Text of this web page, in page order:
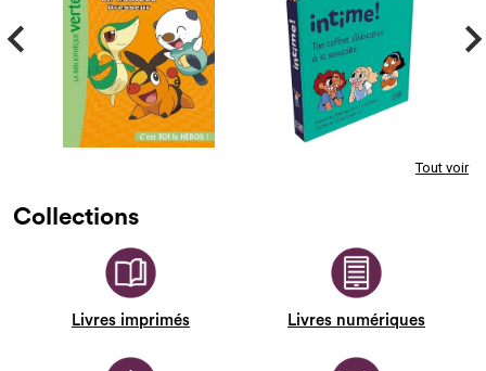
Tout voir
Collections
Livres imprimés Livres numériques